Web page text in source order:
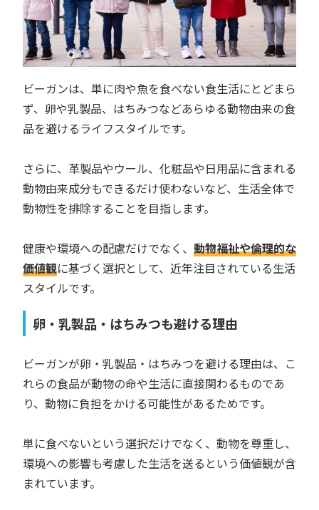
ビーガンは、単に肉や魚を食べない食生活にとどまら
ず、卵や乳製品、はちみつなどあらゆる動物由来の食
品を避けるライフスタイルです。
さらに、革製品やウール、化粧品や日用品に含まれる
動物由来成分もできるだけ使わないなど、生活全体で
動物性を排除することを目指します。
健康や環境への配慮だけでなく、 動物福祉や倫理的な
価値観に基づく選択として、近年注目されている生活
スタイルです。
卵・乳製品・はちみつも避ける理由
ビーガンが卵・乳製品・はちみつを避ける理由は、こ
れらの食品が動物の命や生活に直接関わるものであ
り、動物に負担をかける可能性があるためです。
単に食べないという選択だけでなく、動物を尊重し、
環境への影響も考慮した生活を送るという価値観が含
まれています。